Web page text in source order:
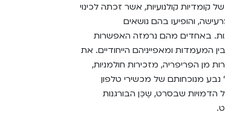
קולנועיות, אשר זכתה לכינוי
והופיעו בהם נושאים
באחדים מהם נרמזה האפשרות
המעמדות ומאפייניהם הייחודיים. את
מן הפריפריה, מזכירות חולמניות,
נבע מנוכחותם של מכשירי טלפון
הדמויות שבסרט, שֶכֵּן הבורגנות